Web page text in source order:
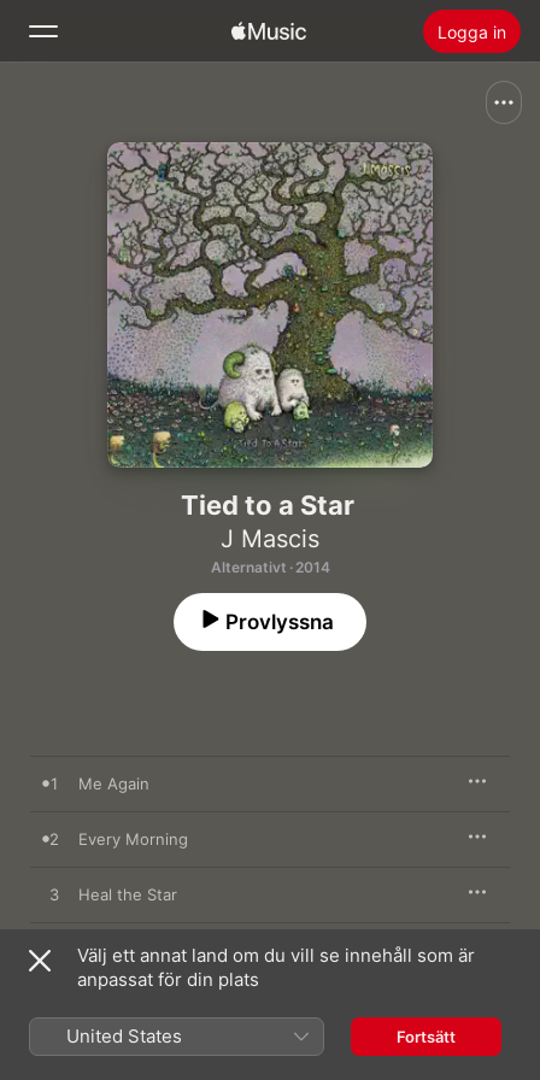
Logga in
Radio
Installera Apple Music
Tied to a Star
J Mascis
Alternativt · 2014
Provlyssna
1 Me Again
2 Every Morning
3 Heal the Star
4 Wide Awake
6 And Then
Välj ett annat land om du vill se innehåll som är
anpassat för din plats
United States Fortsätt